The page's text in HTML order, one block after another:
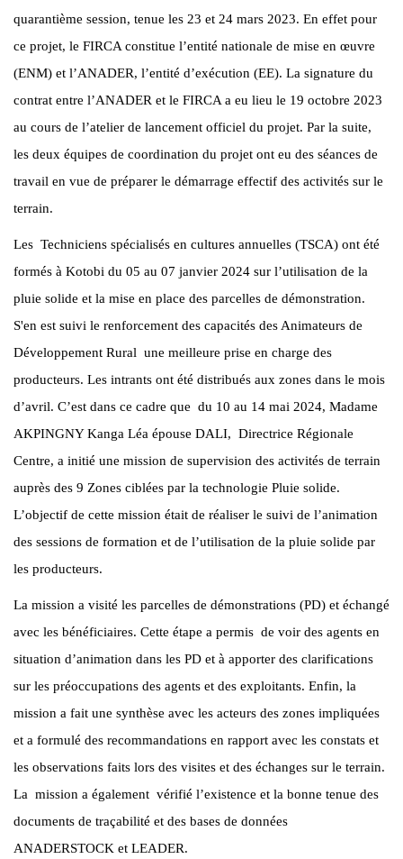
quarantième session, tenue les 23 et 24 mars 2023. En effet pour
ce projet, le FIRCA constitue l’entité nationale de mise en œuvre
(ENM) et l’ANADER, l’entité d’exécution (EE). La signature du
contrat entre l’ANADER et le FIRCA a eu lieu le 19 octobre 2023
au cours de l’atelier de lancement officiel du projet. Par la suite,
les deux équipes de coordination du projet ont eu des séances de
travail en vue de préparer le démarrage effectif des activités sur le
terrain.
Les Techniciens spécialisés en cultures annuelles (TSCA) ont été
formés à Kotobi du 05 au 07 janvier 2024 sur l’utilisation de la
pluie solide et la mise en place des parcelles de démonstration.
S'en est suivi le renforcement des capacités des Animateurs de
Développement Rural une meilleure prise en charge des
producteurs. Les intrants ont été distribués aux zones dans le mois
d’avril. C’est dans ce cadre que du 10 au 14 mai 2024, Madame
AKPINGNY Kanga Léa épouse DALI, Directrice Régionale
Centre, a initié une mission de supervision des activités de terrain
auprès des 9 Zones ciblées par la technologie Pluie solide.
L’objectif de cette mission était de réaliser le suivi de l’animation
des sessions de formation et de l’utilisation de la pluie solide par
les producteurs.
La mission a visité les parcelles de démonstrations (PD) et échangé
avec les bénéficiaires. Cette étape a permis de voir des agents en
situation d’animation dans les PD et à apporter des clarifications
sur les préoccupations des agents et des exploitants. Enfin, la
mission a fait une synthèse avec les acteurs des zones impliquées
et a formulé des recommandations en rapport avec les constats et
les observations faits lors des visites et des échanges sur le terrain.
La mission a également vérifié l’existence et la bonne tenue des
documents de traçabilité et des bases de données
ANADERSTOCK et LEADER.